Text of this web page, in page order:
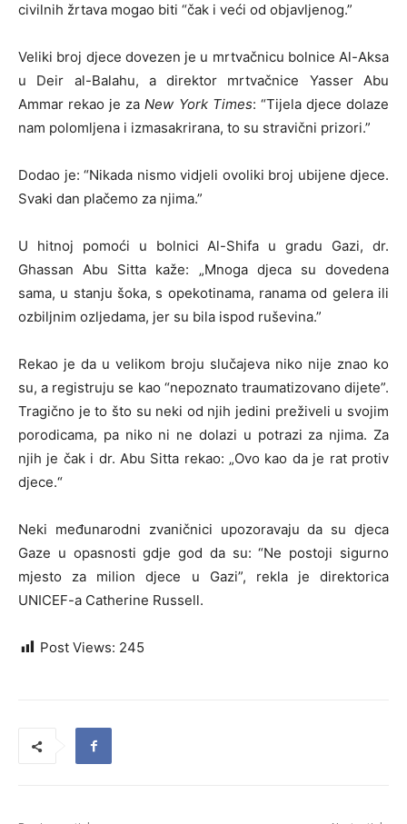
civilnih žrtava mogao biti “čak i veći od objavljenog.”
Veliki broj djece dovezen je u mrtvačnicu bolnice Al-Aksa
u Deir al-Balahu, a direktor mrtvačnice Yasser Abu
Ammar rekao je zaNew York Times: “Tijela djece dolaze
nam polomljena i izmasakrirana, to su stravični prizori.”
Dodao je: “Nikada nismo vidjeli ovoliki broj ubijene djece.
Svaki dan plačemo za njima.”
U hitnoj pomoći u bolnici Al-Shifa u gradu Gazi, dr.
Ghassan Abu Sitta kaže: „Mnoga djeca su dovedena
sama, u stanju šoka, s opekotinama, ranama od gelera ili
ozbiljnim ozljedama, jer su bila ispod ruševina.”
Rekao je da u velikom broju slučajeva niko nije znao ko
su, a registruju se kao “nepoznato traumatizovano dijete”.
Tragično je to što su neki od njih jedini preživeli u svojim
porodicama, pa niko ni ne dolazi u potrazi za njima. Za
njih je čak i dr. Abu Sitta rekao: „Ovo kao da je rat protiv
djece.“
Neki međunarodni zvaničnici upozoravaju da su djeca
Gaze u opasnosti gdje god da su: “Ne postoji sigurno
mjesto za milion djece u Gazi”, rekla je direktorica
UNICEF-a Catherine Russell.
Post Views: 245